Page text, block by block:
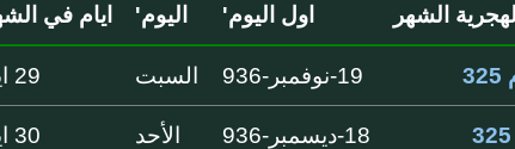
الهجرية الشهر اول اليوم' اليوم' ايام في
19-نوفمبر-936 السبت 29 ايام
18-ديسمبر-936 الأحد 30 ايام